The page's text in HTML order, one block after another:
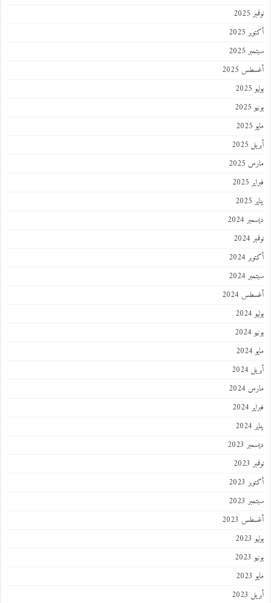
نوفمبر 2025
أكتوبر 2025
سبتمبر 2025
أغسطس 2025
يوليو 2025
يونيو 2025
مايو 2025
أبريل 2025
مارس 2025
فبراير 2025
يناير 2025
ديسمبر 2024
نوفمبر 2024
أكتوبر 2024
سبتمبر 2024
أغسطس 2024
يوليو 2024
يونيو 2024
مايو 2024
أبريل 2024
مارس 2024
فبراير 2024
يناير 2024
ديسمبر 2023
نوفمبر 2023
أكتوبر 2023
سبتمبر 2023
أغسطس 2023
يوليو 2023
يونيو 2023
مايو 2023
أبريل 2023